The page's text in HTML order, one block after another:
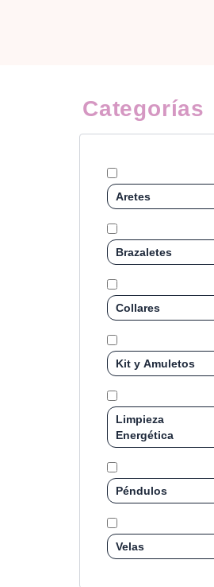
Categorías
Aretes
Brazaletes
Collares
Kit y Amuletos
Limpieza
Energética
Péndulos
Velas